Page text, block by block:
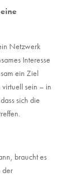
Netzwerk
Interesse
ein Ziel
sein – in
sich die
braucht es
der